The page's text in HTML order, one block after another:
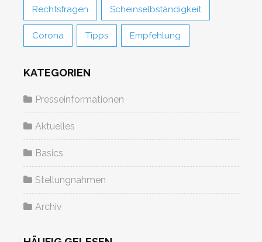
Rechtsfragen Scheinselbständigkeit
Corona Tipps Empfehlung
KATEGORIEN
Presseinformationen
Aktuelles
Basics
Stellungnahmen
Archiv